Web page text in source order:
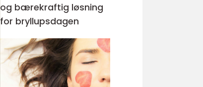
og bærekraftig løsning
for bryllupsdagen